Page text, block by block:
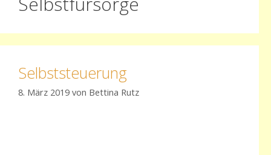
Selbststeuerung
8. März 2019 von Bettina Rutz